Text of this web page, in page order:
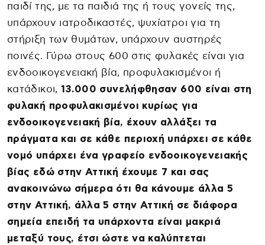
παιδί της, με τα παιδιά της ή τους γονείς της,
υπάρχουν ιατροδικαστές, ψυχίατροι για τη
στήριξη των θυμάτων, υπάρχουν αυστηρές
ποινές. Γύρω στους 600 στις φυλακές είναι για
ενδοοικογενειακή βία, προφυλακισμένοι ή
κατάδικοι, 13.000 συνελήφθησαν 600 είναι στη
φυλακή προφυλακισμένοι κυρίως για
ενδοοικογενειακή βία, έχουν αλλάξει τα
πράγματα και σε κάθε περιοχή υπάρχει σε κάθε
νομό υπάρχει ένα γραφείο ενδοοικογενειακής
βίας εδώ στην Αττική έχουμε 7 και σας
ανακοινώνω σήμερα ότι θα κάνουμε άλλα 5
στην Αττική, άλλα 5 στην Αττική σε διάφορα
σημεία επειδή τα υπάρχοντα είναι μακριά
μεταξύ τους, έτσι ώστε να καλύπτεται